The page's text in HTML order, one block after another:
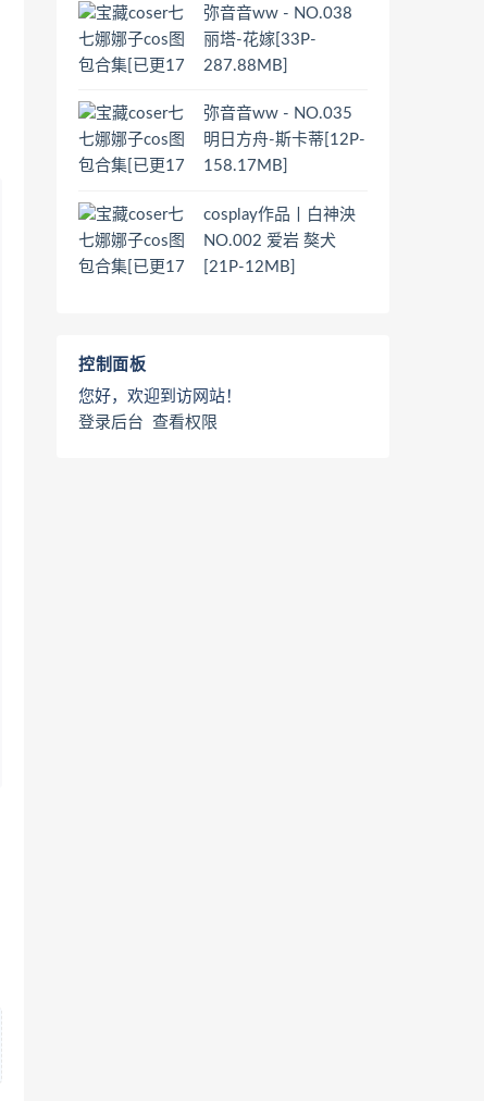
弥音音ww - NO.038
丽塔-花嫁[33P-
287.88MB]
弥音音ww - NO.035
明日方舟-斯卡蒂[12P-
158.17MB]
cosplay作品丨白神泱
NO.002 爱岩 獒犬
[21P-12MB]
控制面板
您好，欢迎到访网站！
登录后台 查看权限